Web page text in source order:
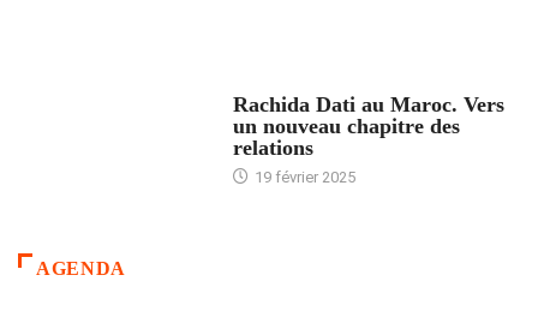
Rachida Dati au Maroc. Vers
un nouveau chapitre des
relations
19 février 2025
AGENDA